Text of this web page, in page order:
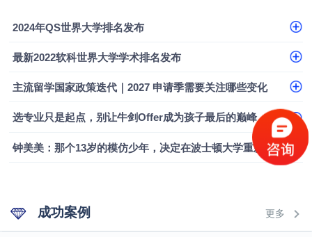
2024年QS世界大学排名发布
最新2022软科世界大学学术排名发布
主流留学国家政策迭代｜2027 申请季需要关注哪些变化
选专业只是起点，别让牛剑Offer成为孩子最后的巅峰
钟美美：那个13岁的模仿少年，决定在波士顿大学重新定义自己
成功案例 更多